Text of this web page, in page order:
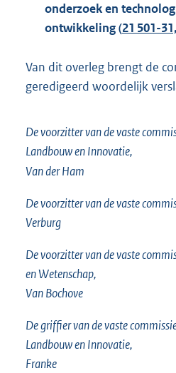
onderzoek en
ontwikkeling (21 501-
Van dit overleg brengt de
geredigeerd woordelijk
De voorzitter van de vaste
Landbouw en Innovatie,
Van der Ham
De voorzitter van de vaste
Verburg
De voorzitter van de vaste
en Wetenschap,
Van Bochove
De griffier van de vaste
Landbouw en Innovatie,
Franke